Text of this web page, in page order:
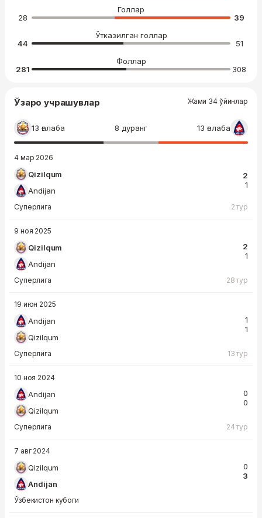
Голлар
28
39
Ўтказилган голлар
44
51
Фоллар
281
308
Ўзаро учрашувлар Жами 34 ўйинлар
13 ғалаба 8 дуранг 13 ғалаба
4 мар 2026
Qizilqum
Andijan
2
1
Суперлига 2 тур
9 ноя 2025
Qizilqum
Andijan
2
1
Суперлига 28 тур
19 июн 2025
Andijan
Qizilqum
1
1
Суперлига 13 тур
10 ноя 2024
Andijan
Qizilqum
0
0
Суперлига 24 тур
7 авг 2024
Qizilqum
Andijan
0
3
Ўзбекистон кубоги